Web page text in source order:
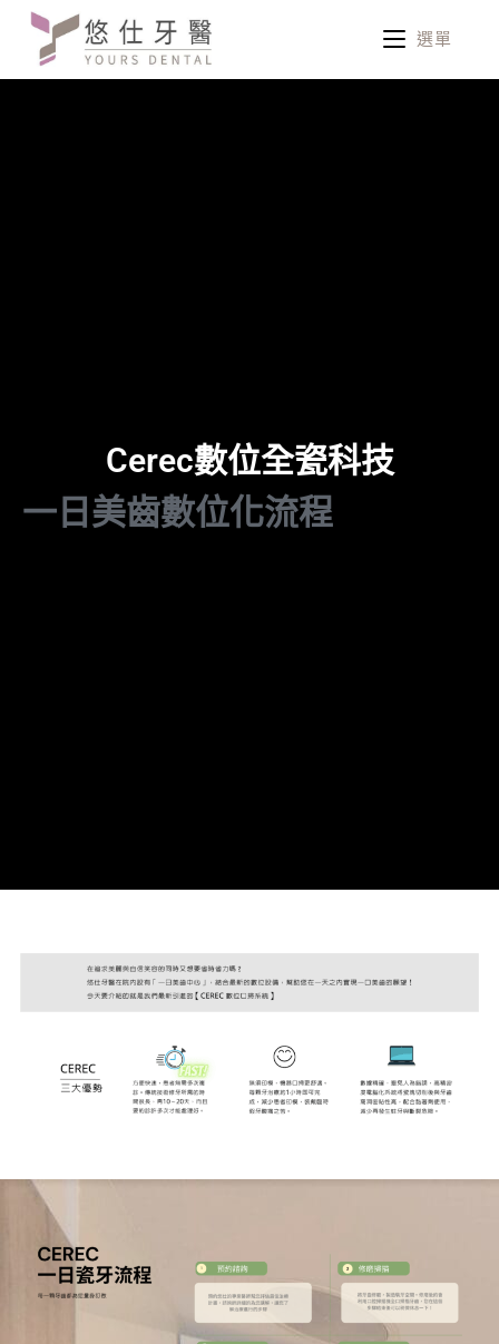
選單
Cerec數位全瓷科技
一日美齒數位化流程